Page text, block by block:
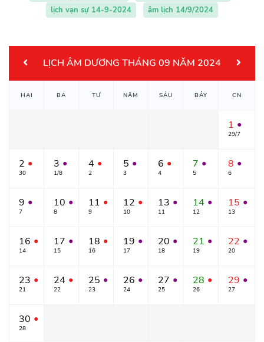
lịch vạn sự 14-9-2024
âm lịch 14/9/2024
LỊCH ÂM DƯƠNG THÁNG 09 NĂM 2024
HAI BA TƯ NĂM SÁU BẢY CN
1 ●
29/7
2 ●
30
3 ●
1/8
4 ●
2
5 ●
3
6 ●
4
7 ●
5
8 ●
6
9 ●
7
10 ●
8
11 ●
9
12 ●
10
13 ●
11
14 ●
12
15 ●
13
16 ●
14
17 ●
15
18 ●
16
19 ●
17
20 ●
18
21 ●
19
22 ●
20
23 ●
21
24 ●
22
25 ●
23
26 ●
24
27 ●
25
28 ●
26
29 ●
27
30 ●
28